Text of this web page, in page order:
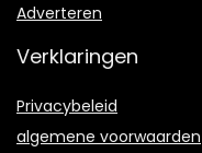
Adverteren
Verklaringen
Privacybeleid
algemene voorwaarden